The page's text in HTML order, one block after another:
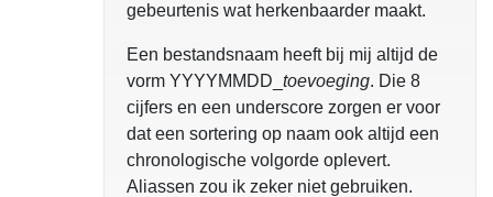
gebeurtenis wat herkenbaarder maakt.
Een bestandsnaam heeft bij mij altijd de
vorm YYYYMMDD_ toevoeging. Die 8
cijfers en een underscore zorgen er voor
dat een sortering op naam ook altijd een
chronologische volgorde oplevert.
Aliassen zou ik zeker niet gebruiken.